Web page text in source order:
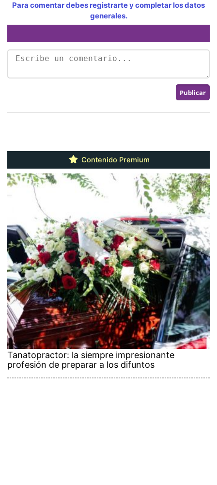
Para comentar debes registrarte y completar los datos
generales.
Contenido Premium
Tanatopractor: la siempre impresionante
profesión de preparar a los difuntos